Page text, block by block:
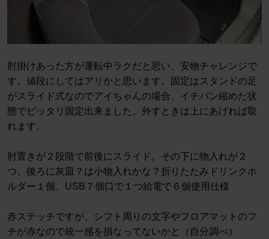
肘掛けあった方が運転中ラクだと思い、安物チャレンジで
す。値段にしてはアリかと思います。固定はスタンドの足
がスライド式なのでアイちゃんの場合、イチバン縮めた状
態でピッタリ固定出来ました。外すときは上にあげれば取
れます。
肘置きが２段階で前後にスライド。その下に物入れが２
つ、後ろに灰皿？は小物入れかな？折りたたみドリンクホ
ルダー１個、USB７個口で１つ給電で６個使用仕様
赤ステッチですが、シフト周りの文字やフロアマットのフ
チが赤なので統一感を損なってないかと（自分調べ）